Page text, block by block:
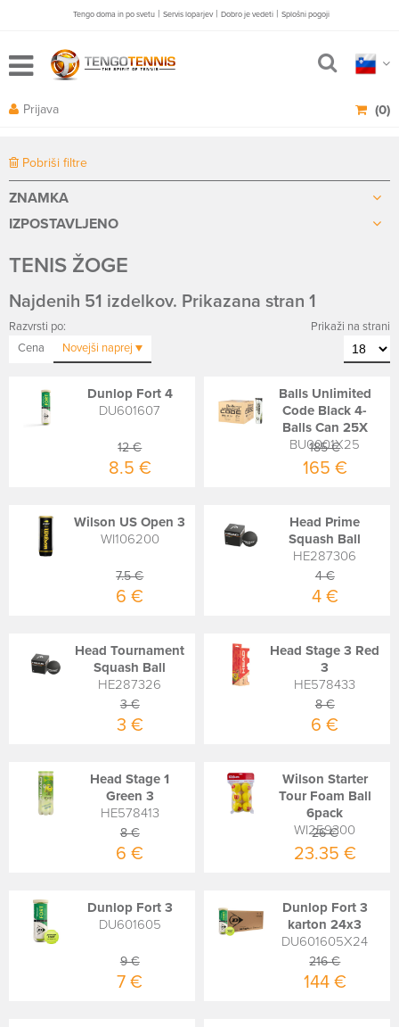
Tengo doma in po svetu | Servis loparjev | Dobro je vedeti | Splošni pogoji
(0)
Prijava
Pobriši filtre
ZNAMKA
IZPOSTAVLJENO
TENIS ŽOGE
Najdenih 51 izdelkov. Prikazana stran 1
Razvrsti po:
Cena
Novejši naprej
Prikaži na strani
Dunlop Fort 4
DU601607
12 €
8.5 €
Balls Unlimited
Code Black 4-
Balls Can 25X
BU0001X25
185 €
165 €
Wilson US Open 3
WI106200
7.5 €
6 €
Head Prime
Squash Ball
HE287306
4 €
4 €
Head Tournament
Squash Ball
HE287326
3 €
3 €
Head Stage 3 Red
3
HE578433
8 €
6 €
Head Stage 1
Green 3
HE578413
8 €
6 €
Wilson Starter
Tour Foam Ball
6pack
WI259300
26 €
23.35 €
Dunlop Fort 3
DU601605
9 €
7 €
Dunlop Fort 3
karton 24x3
DU601605X24
216 €
144 €